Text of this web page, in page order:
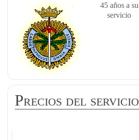
45 años a su
servicio
Precios del servicio